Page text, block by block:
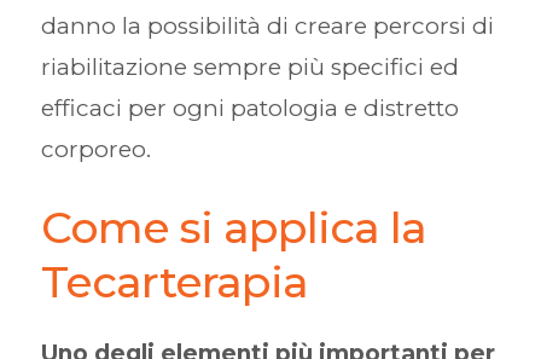
danno la possibilità di creare percorsi di
riabilitazione sempre più specifici ed
efficaci per ogni patologia e distretto
corporeo.
Come si applica la
Tecarterapia
Uno degli elementi più importanti per